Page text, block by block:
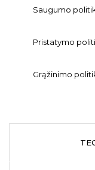
Saugumo
Pristatymo
Grąžinimo